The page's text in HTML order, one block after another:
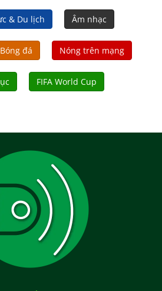
& Du lịch Âm nhạc
Bóng đá Nóng trên mạng
FIFA World Cup